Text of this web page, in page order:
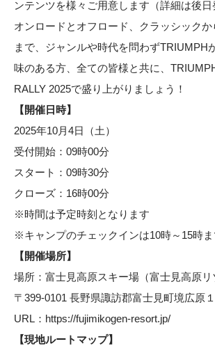
ンテンツを様々ご用意します（詳細は後日
オンロードとオフロード、クラッシック
まで、ジャンルや時代を問わずTRIUMPH
味のある方、全ての皆様と共に、
RALLY 2025で盛り上がりましょう！
【開催日時】
2025年10月4日（土）
受付開始：09時00分
スタート：09時30分
クローズ：16時00分
※時間は予定時刻となります
※キャンプのチェックインは10時～15時
【開催場所】
場所：富士見高原スキー場（富士見高原リ
〒399-0101 長野県諏訪郡富士見町境広原
URL： https://fujimikogen-resort.jp/
【現地ルートマップ】